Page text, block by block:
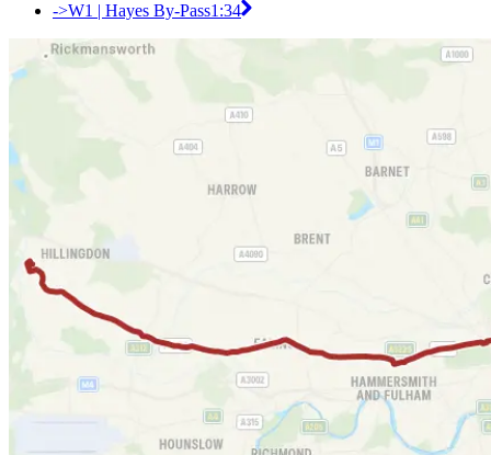
->W1 | Hayes By-Pass1:34